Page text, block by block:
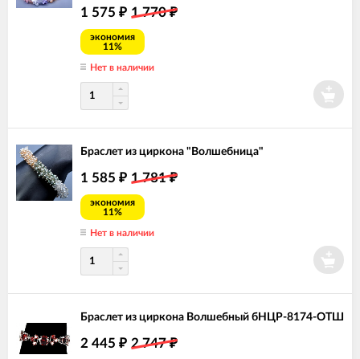
1 575 ₽ 1 770₽
экономия
11%
Нет в наличии
Браслет из циркона "Волшебница"
1 585 ₽ 1 781₽
экономия
11%
Нет в наличии
Браслет из циркона Волшебный бНЦР-8174-ОТШ
2 445 ₽ 2 747₽